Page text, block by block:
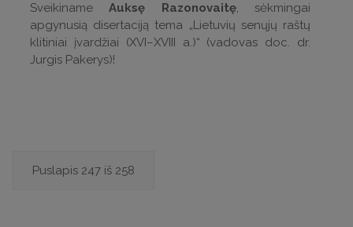
Sveikiname Auksę Razonovaitę, sėkmingai
apgynusią disertaciją tema „Lietuvių senųjų raštų
klitiniai įvardžiai (XVI–XVIII a.)“ (vadovas doc. dr.
Jurgis Pakerys)!
Puslapis 247 iš 258